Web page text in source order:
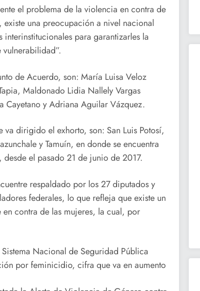
el problema de la violencia en contra de
una preocupación a nivel nacional
para garantizarles la
vulnerabilidad”.
de Acuerdo, son: María Luisa Veloz
Maldonado Lidia Nallely Vargas
Cayetano y Adriana Aguilar Vázquez.
dirigido el exhorto, son: San Luis Potosí,
y Tamuín, en donde se encuentra
el pasado 21 de junio de 2017.
respaldado por los 27 diputados y
federales, lo que refleja que existe un
contra de las mujeres, la cual, por
Nacional de Seguridad Pública
por feminicidio, cifra que va en aumento